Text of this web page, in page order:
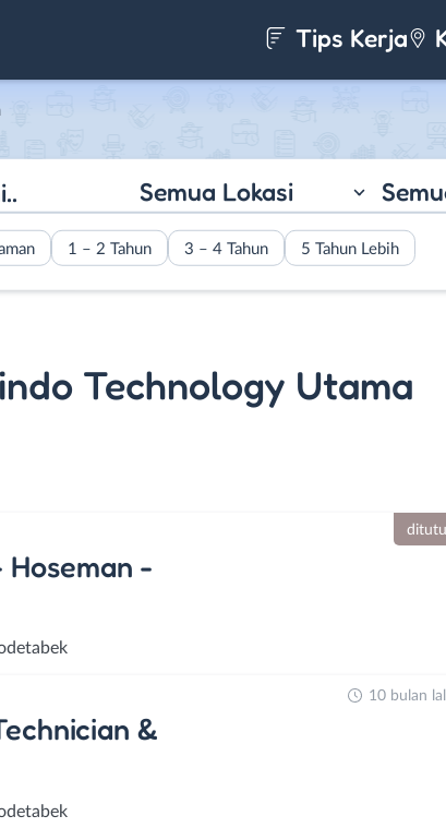
Tips Kerja
Semua Lokasi
1 – 2 Tahun 3 – 4 Tahun 5 Tahun Lebih
Technology Utama
-
&
10 bulan